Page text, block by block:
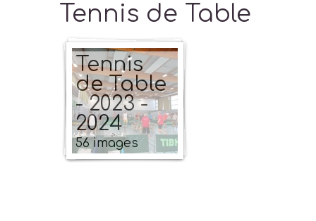
Tennis de Table
Tennis
de Table
- 2023 -
2024
56 images